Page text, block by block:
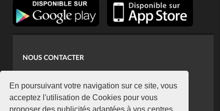
En poursuivant votre navigation sur ce site, vous
acceptez l'utilisation de Cookies pour vous
proposer des publicités adaptées à vos centres
NOUS CONTACTER
koaci@yahoo.fr
+225 07 08 85 52 93